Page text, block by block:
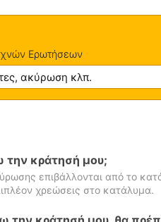
Ερωτήσεων
κράτησή μου;
επιβάλλονται από το
χρεώσεις στο κατάλυμα.